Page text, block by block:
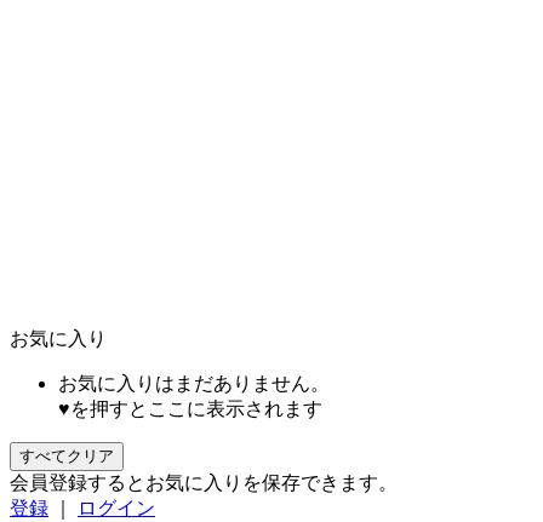
お気に入り
お気に入りはまだありません。
♥を押すとここに表示されます
すべてクリア
会員登録するとお気に入りを保存できます。
登録
ログイン